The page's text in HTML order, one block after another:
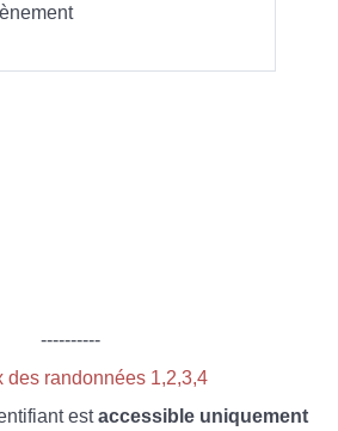
----------
des randonnées 1,2,3,4
estaccessible uniquement